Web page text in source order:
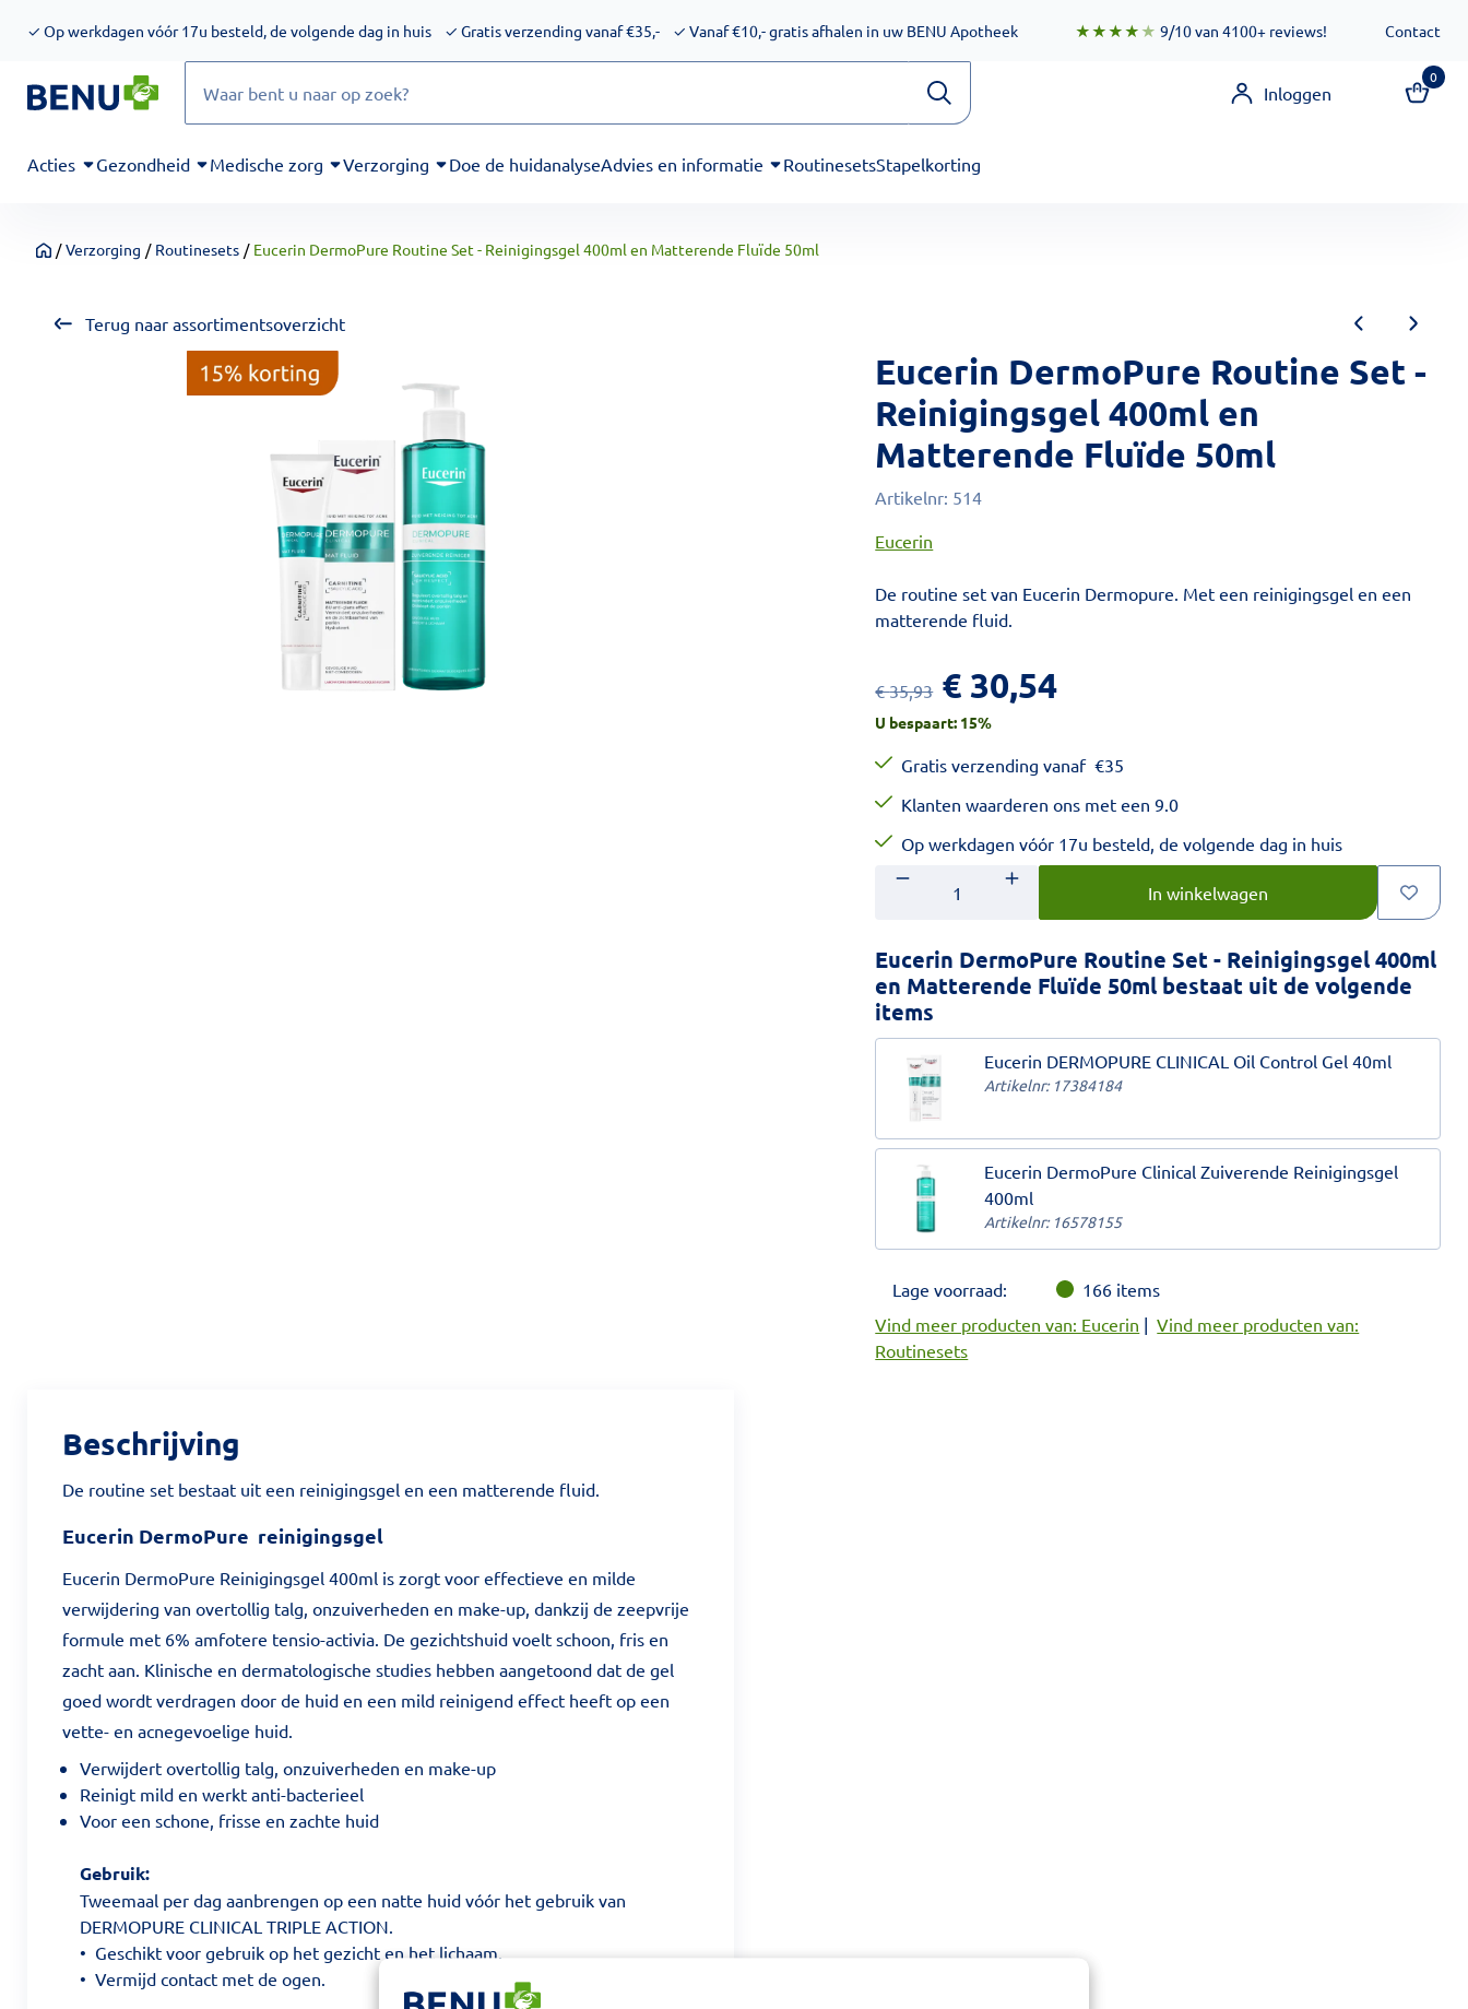
✓ Op werkdagen vóór 17u besteld, de volgende dag in huis ✓ Gratis verzending vanaf €35,- ✓ Vanaf €10,- gratis afhalen in uw BENU Apotheek ★★★★ ★ 9/10 van 4100+ reviews! Contact
Inloggen
0
Acties Gezondheid Medische zorg Verzorging Doe de huidanalyseAdvies en informatie RoutinesetsStapelkorting
Home
/ Verzorging / Routinesets / Eucerin DermoPure Routine Set - Reinigingsgel 400ml en Matterende Fluïde 50ml
Terug naar assortimentsoverzicht
Eucerin DermoPure Routine Set -
Reinigingsgel 400ml en
Matterende Fluïde 50ml
Artikelnr: 514
Eucerin
De routine set van Eucerin Dermopure. Met een reinigingsgel en een
matterende fluid.
€35,93 € 30,54
U bespaart: 15%
Gratis verzending vanaf€35
Klanten waarderen ons met een 9.0
Op werkdagen vóór 17u besteld, de volgende dag in huis
Aantal
Voer het gewenste aantal in.
In winkelwagen
Eucerin DermoPure Routine Set - Reinigingsgel 400ml
en Matterende Fluïde 50ml bestaat uit de volgende
items
Eucerin DERMOPURE CLINICAL Oil Control Gel 40ml
Artikelnr: 17384184
Eucerin DermoPure Clinical Zuiverende Reinigingsgel
400ml
Artikelnr: 16578155
Lage voorraad: 166 items
Vind meer producten van: Eucerin |Vind meer producten van:
Routinesets
Beschrijving
De routine set bestaat uit een reinigingsgel en een matterende fluid.
Eucerin DermoPure reinigingsgel
Eucerin DermoPure Reinigingsgel 400ml is zorgt voor effectieve en milde
verwijdering van overtollig talg, onzuiverheden en make-up, dankzij de zeepvrije
formule met 6% amfotere tensio-activia. De gezichtshuid voelt schoon, fris en
zacht aan. Klinische en dermatologische studies hebben aangetoond dat de gel
goed wordt verdragen door de huid en een mild reinigend effect heeft op een
vette- en acnegevoelige huid.
Verwijdert overtollig talg, onzuiverheden en make-up
Reinigt mild en werkt anti-bacterieel
Voor een schone, frisse en zachte huid
Gebruik:
Tweemaal per dag aanbrengen op een natte huid vóór het gebruik van
DERMOPURE CLINICAL TRIPLE ACTION.
• Geschikt voor gebruik op het gezicht en het lichaam.
• Vermijd contact met de ogen.